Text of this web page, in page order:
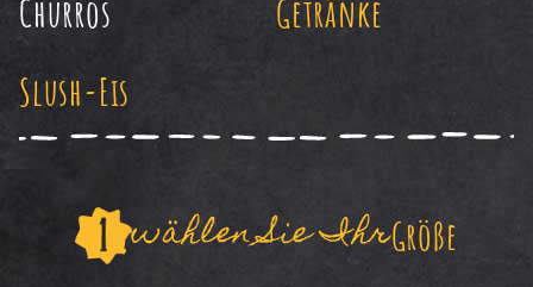
Churros
Getränke
Slush-Eis
wählen Sie IhrGröße